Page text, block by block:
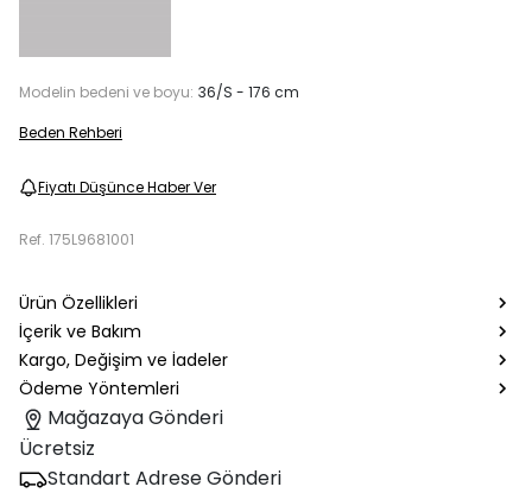
Modelin bedeni ve boyu: 36/S - 176 cm
Beden Rehberi
Fiyatı Düşünce Haber Ver
Ref. 175L9681001
Ürün Özellikleri
İçerik ve Bakım
Kargo, Değişim ve İadeler
Ödeme Yöntemleri
Mağazaya Gönderi
Ücretsiz
Standart Adrese Gönderi